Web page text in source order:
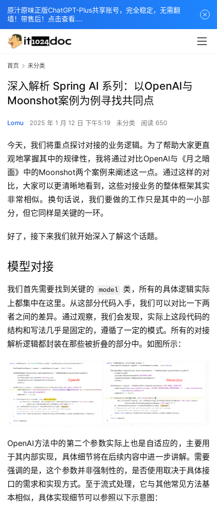
首页 未分类
深入解析 Spring AI 系列：以OpenAI与
Moonshot案例为例寻找共同点
Lomu 2025 年 1 月 12 日 下午5:19 未分类 阅读 650
今天，我们将重点探讨对接的业务逻辑。为了帮助大家更直
观地掌握其中的规律性，我将通过对比OpenAI与《月之暗
面》中的Moonshot两个案例来阐述这一点。通过这样的对
比，大家可以更清晰地看到，这些对接业务的整体框架其实
非常相似。换句话说，我们要做的工作只是其中的一小部
分，但它同样是关键的一环。
好了，接下来我们就开始深入了解这个话题。
模型对接
我们首先需要找到关键的 model
类，所有的具体逻辑实际
上都集中在这里。从这部分代码入手，我们可以对比一下两
者之间的差异。通过观察，我们会发现，实际上这段代码的
结构和写法几乎是固定的，遵循了一定的模式。所有的对接
解析逻辑都封装在那些被折叠的部分中。如图所示：
OpenAI方法中的第二个参数实际上也是自适应的，主要用
于其内部实现，具体细节将在后续内容中进一步讲解。需要
强调的是，这个参数并非强制性的，是否使用取决于具体接
口的需求和实现方式。至于流式处理，它与其他常见方法基
本相似，具体实现细节可以参照以下示意图：
原汁原味正版ChatGPT-Plus共享账号，完全稳定，无需翻
墙！带售后！点击查看....